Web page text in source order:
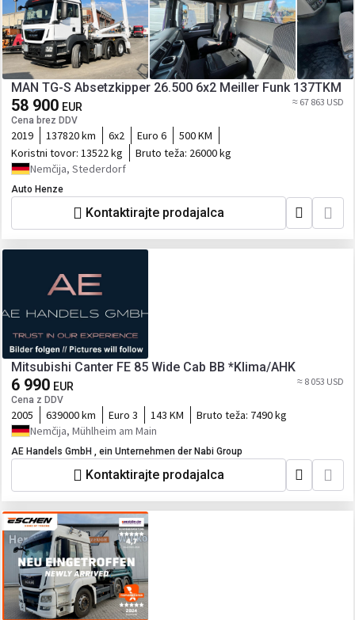
MAN TG-S Absetzkipper 26.500 6x2 Meiller Funk 137TKM
58 900 EUR
Cena brez DDV
≈ 67 863 USD
2019 137820 km 6x2 Euro 6
500 KM
Koristni tovor: 13522 kg Bruto teža: 26000 kg
Nemčija, Stederdorf
Auto Henze
Kontaktirajte prodajalca
Mitsubishi Canter FE 85 Wide Cab BB *Klima/AHK
6 990 EUR
Cena z DDV
≈ 8 053 USD
2005 639000 km Euro 3 143 KM Bruto teža: 7490 kg
Nemčija, Mühlheim am Main
AE Handels GmbH , ein Unternehmen der Nabi Group
Kontaktirajte prodajalca